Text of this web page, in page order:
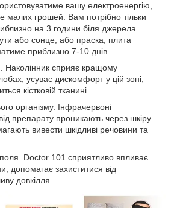
вашу електроенергію,
малих грошей. Вам потрібно тільки
на 3 години біля джерела
або сонце, або праска, плита
приблизно 7-10 днів.
Наколінник сприяє кращому
усуває дискомфорт у цій зоні,
кістковій тканині.
організму. Інфрачервоні
препарату проникають через шкіру
вивести шкідливі речовини та
Doctor 101 сприятливо впливає
допомагає захиститися від
довкілля.